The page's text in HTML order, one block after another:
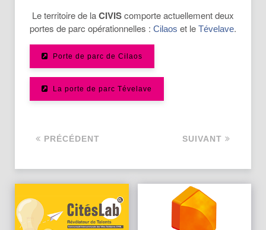
Le territoire de laCIVIScomporte actuellement deux
portes de parc opérationnelles : Cilaos et le Tévelave.
Porte de parc de Cilaos
La porte de parc Tévelave
PRÉCÉDENT SUIVANT